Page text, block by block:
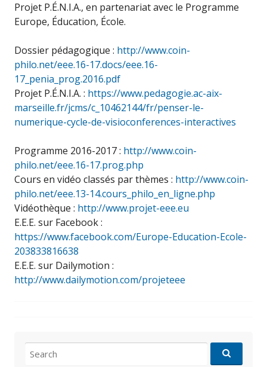
Projet P.É.N.I.A., en partenariat avec le Programme
Europe, Éducation, École.
Dossier pédagogique : http://www.coin-
philo.net/eee.16-17.docs/eee.16-
17_penia_prog.2016.pdf
Projet P.É.N.I.A. : https://www.pedagogie.ac-aix-
marseille.fr/jcms/c_10462144/fr/penser-le-
numerique-cycle-de-visioconferences-interactives
Programme 2016-2017 : http://www.coin-
philo.net/eee.16-17.prog.php
Cours en vidéo classés par thèmes : http://www.coin-
philo.net/eee.13-14.cours_philo_en_ligne.php
Vidéothèque : http://www.projet-eee.eu
E.E.E. sur Facebook :
https://www.facebook.com/Europe-Education-Ecole-
203833816638
E.E.E. sur Dailymotion :
http://www.dailymotion.com/projeteee
for: